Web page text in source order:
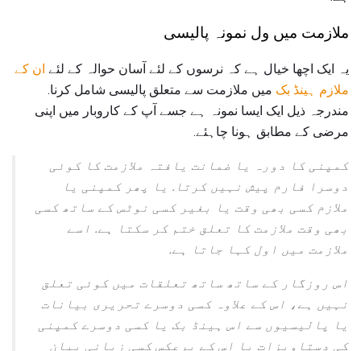
ملازمت میں ول نمونہ پالیسی
یہ ایک اچھا خیال ہے کہ نرسوں کے لئے آسان حوالہ کے لئے ان کے
ملازم ہینڈ بک میں ملازمت سے متعلق پالیسی شامل کرنا.
مندرجہ ذیل ایک ایسا نمونہ ہے جسے آپ کے کاروبار میں اپنی
مرضی کے مطابق ہونا چاہئے.
کمپنی کا دورہ یا ضمانت یافتہ ملازمت کا کوئی
دوسرا فارم پیش نہیں کرتا. یا پھر کمپنی یا
ملازم کسی بھی وقت یا بغیر کسی نوٹس کے ساتھ کسی
بھی وقت ملازمت کا تعلق ختم کر سکتا ہے. اسے
ملازمت میں اول کہا جاتا ہے.
اس روزگار کے ساتھ ساتھ تعلقات میں کوئی تعلق
نہیں ہے، اس کے علاوہ کسی دوسرے تحریری بیانات
یا پالیسیوں سے اس ہینڈ بک یا کسی دوسرے کمپنی
کی دستاویزات یا اس کے برعکس کسی زبانی بیان